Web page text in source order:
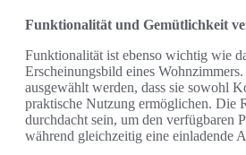
Funktionalität und Gemütlichkeit
Funktionalität ist ebenso wichtig wie
Erscheinungsbild eines
ausgewählt werden, dass sie sowohl
praktische Nutzung ermöglichen. Die
durchdacht sein, um den verfügbaren
während gleichzeitig eine einladende